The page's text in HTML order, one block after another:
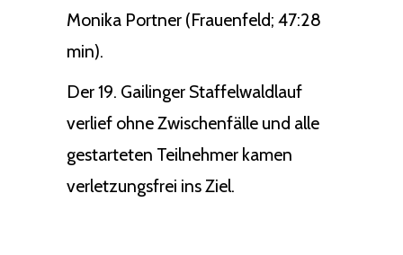
Monika Portner (Frauenfeld; 47:28
min).
Der 19. Gailinger Staffelwaldlauf
verlief ohne Zwischenfälle und alle
gestarteten Teilnehmer kamen
verletzungsfrei ins Ziel.